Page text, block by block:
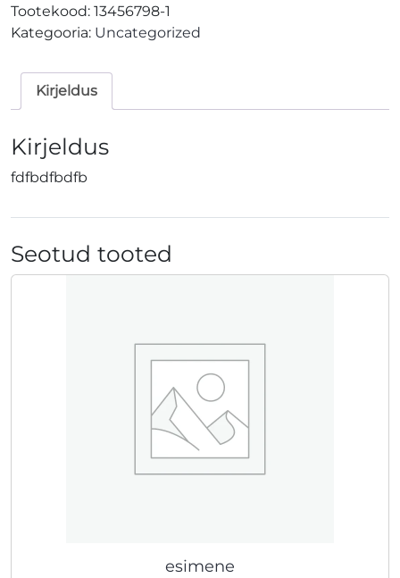
Tootekood: 13456798-1
Kategooria: Uncategorized
Kirjeldus
Kirjeldus
fdfbdfbdfb
Seotud tooted
esimene